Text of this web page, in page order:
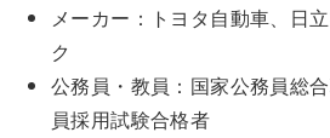
メーカー：トヨタ自動車、日
ク
公務員・教員：国家公務員総
員採用試験合格者